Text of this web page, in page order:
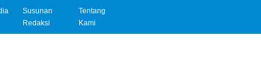
Susunan
Redaksi
Tentang
Kami